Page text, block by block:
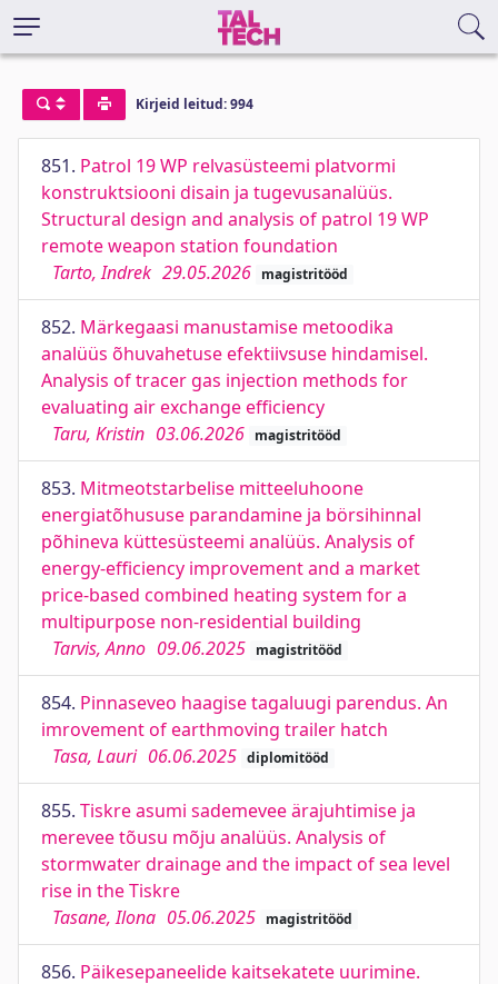
Kirjeid leitud: 994
851. Patrol 19 WP relvasüsteemi platvormi
konstruktsiooni disain ja tugevusanalüüs.
Structural design and analysis of patrol 19 WP
remote weapon station foundation
Tarto, Indrek 29.05.2026 magistritööd
852. Märkegaasi manustamise metoodika
analüüs õhuvahetuse efektiivsuse hindamisel.
Analysis of tracer gas injection methods for
evaluating air exchange efficiency
Taru, Kristin 03.06.2026 magistritööd
853. Mitmeotstarbelise mitteeluhoone
energiatõhususe parandamine ja börsihinnal
põhineva küttesüsteemi analüüs. Analysis of
energy-efficiency improvement and a market
price-based combined heating system for a
multipurpose non-residential building
Tarvis, Anno 09.06.2025 magistritööd
854. Pinnaseveo haagise tagaluugi parendus. An
imrovement of earthmoving trailer hatch
Tasa, Lauri 06.06.2025 diplomitööd
855. Tiskre asumi sademevee ärajuhtimise ja
merevee tõusu mõju analüüs. Analysis of
stormwater drainage and the impact of sea level
rise in the Tiskre
Tasane, Ilona 05.06.2025 magistritööd
856. Päikesepaneelide kaitsekatete uurimine.